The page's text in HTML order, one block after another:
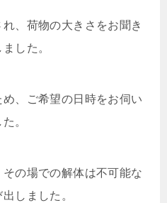
、荷物の大きさをお聞き
した。
、ご希望の日時をお伺い
。
の場での解体は不可能な
しました。